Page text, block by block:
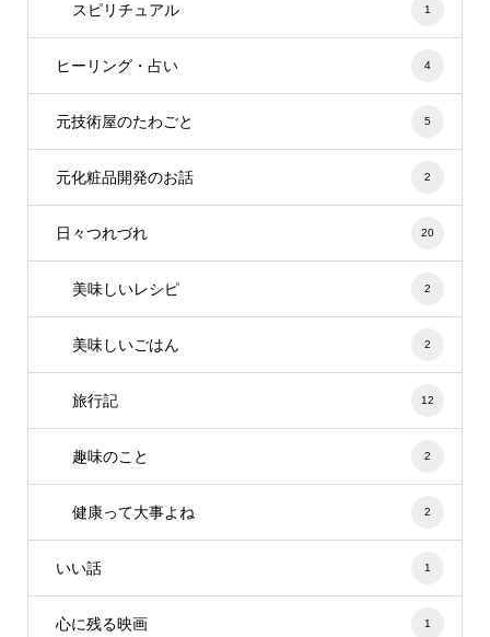
スピリチュアル 1
ヒーリング・占い 4
元技術屋のたわごと 5
元化粧品開発のお話 2
日々つれづれ 20
美味しいレシピ 2
美味しいごはん 2
旅行記 12
趣味のこと 2
健康って大事よね 2
いい話 1
心に残る映画 1